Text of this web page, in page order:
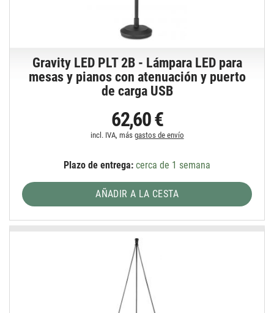
Gravity LED PLT 2B - Lámpara LED para
mesas y pianos con atenuación y puerto
de carga USB
62,60 €
incl. IVA, más gastos de envío
Plazo de entrega: cerca de 1 semana
AÑADIR A LA CESTA